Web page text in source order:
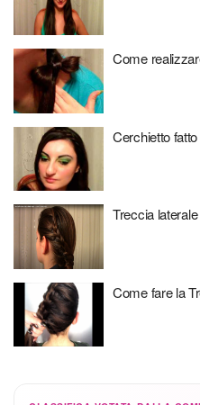
Come
Cerchietto
Treccia
Come fare la